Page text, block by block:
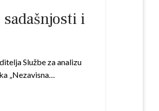
i
Službe za analizu
„Nezavisna…